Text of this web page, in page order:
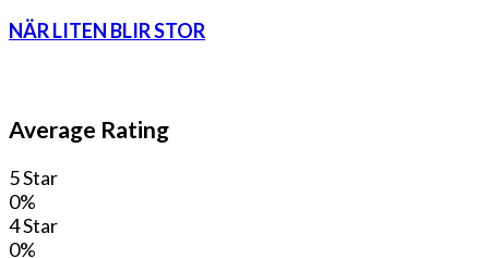
NÄR LITEN BLIR STOR
Average Rating
5 Star
0%
4 Star
0%